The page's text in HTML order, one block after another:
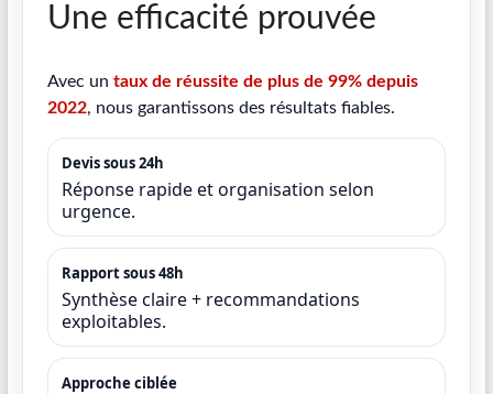
Une efficacité prouvée
Avec un taux de réussite de plus de 99% depuis
2022, nous garantissons des résultats fiables.
Devis sous 24h
Réponse rapide et organisation selon
urgence.
Rapport sous 48h
Synthèse claire + recommandations
exploitables.
Approche ciblée